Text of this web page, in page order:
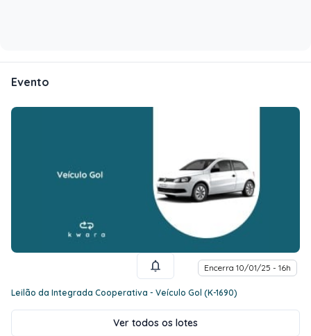
Evento
Encerra 10/01/25 - 16h
Leilão da Integrada Cooperativa - Veículo Gol (K-1690)
Ver todos os lotes